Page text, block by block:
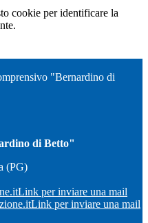
cookie per identificare la
"Bernardino di
di Betto"
(PG)
Link per inviare una mail
Link per inviare una mail